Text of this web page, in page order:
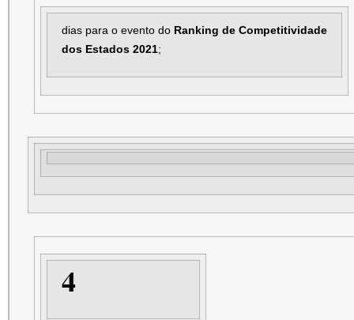
dias para o evento do Ranking de Competitividade
dos Estados 2021;
4